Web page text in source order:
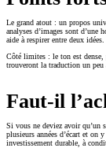
Le grand atout : un propos
analyses d’images sont d’une
aide à respirer entre deux idées.
Côté limites : le ton est dense,
trouveront la traduction un peu
Faut-il
Si vous ne deviez avoir qu’un
plusieurs années d’écart et on
investissement durable, à